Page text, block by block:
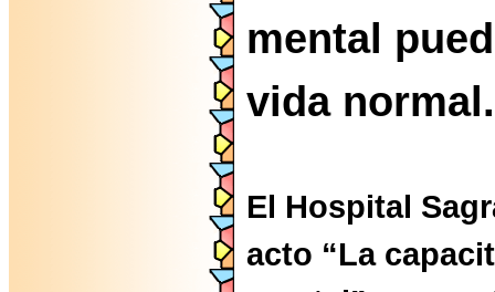
mental
vida normal.
El Hospital
acto “La